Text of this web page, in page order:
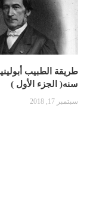
سنه( الجزء الأول )
سبتمبر 17, 2018